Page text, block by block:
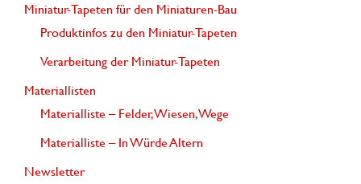
n
c
Miniatur-Tapeten für den Miniaturen-Bau
Produktinfos zu den Miniatur-Tapeten
Verarbeitung der Miniatur-Tapeten
Materiallisten
Materialliste – Felder, Wiesen, Wege
Materialliste – In Würde Altern
Newsletter